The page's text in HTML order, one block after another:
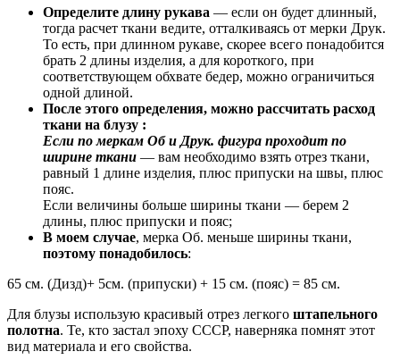
Определите длину рукава — если он будет длинный,
тогда расчет ткани ведите, отталкиваясь от мерки Друк.
То есть, при длинном рукаве, скорее всего понадобится
брать 2 длины изделия, а для короткого, при
соответствующем обхвате бедер, можно ограничиться
одной длиной.
После этого определения, можно рассчитать расход
ткани на блузу :
Если по меркам Об и Друк. фигура проходит по
ширине ткани — вам необходимо взять отрез ткани,
равный 1 длине изделия, плюс припуски на швы, плюс
пояс.
Если величины больше ширины ткани — берем 2
длины, плюс припуски и пояс;
В моем случае, мерка Об. меньше ширины ткани,
поэтому понадобилось:
65 см. (Дизд)+ 5см. (припуски) + 15 см. (пояс) = 85 см.
Для блузы использую красивый отрез легкого штапельного
полотна. Те, кто застал эпоху СССР, наверняка помнят этот
вид материала и его свойства.